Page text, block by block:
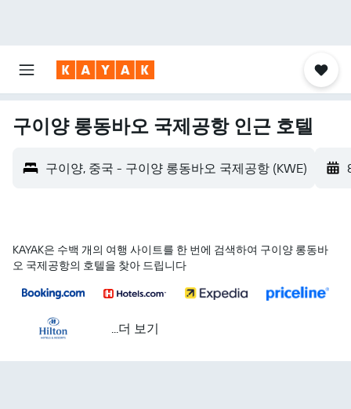
구이양 롱동바오 국제공항 인근 호텔
구이양, 중국 - 구이양 롱동바오 국제공항 (KWE)
KAYAK은 수백 개의 여행 사이트를 한 번에 검색하여 구이양 롱동바
오 국제공항의 호텔을 찾아 드립니다
...더 보기